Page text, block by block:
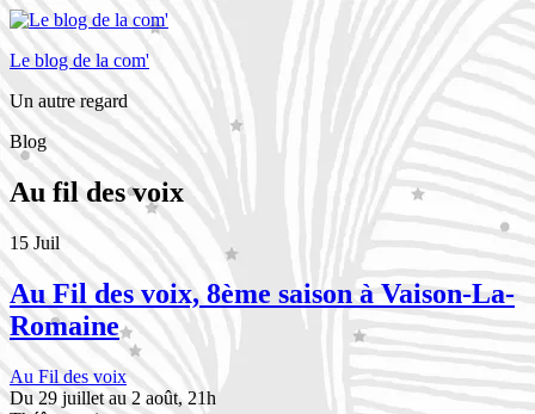
Le blog de la com'
Un autre regard
Blog
Au fil des voix
15 Juil
Au Fil des voix, 8ème saison à Vaison-La-
Romaine
Au Fil des voix
Du 29 juillet au 2 août, 21h